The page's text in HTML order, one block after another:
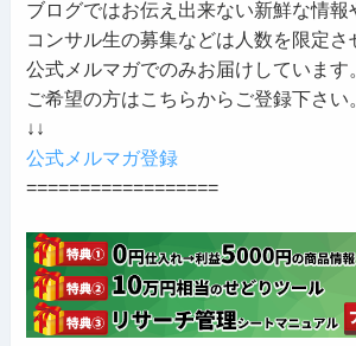
ブログではお伝え出来ない新鮮な情報
コンサル生の募集などは人数を限定さ
公式メルマガでのみお届けしています
ご希望の方はこちらからご登録下さい
↓↓
公式メルマガ登録
==================